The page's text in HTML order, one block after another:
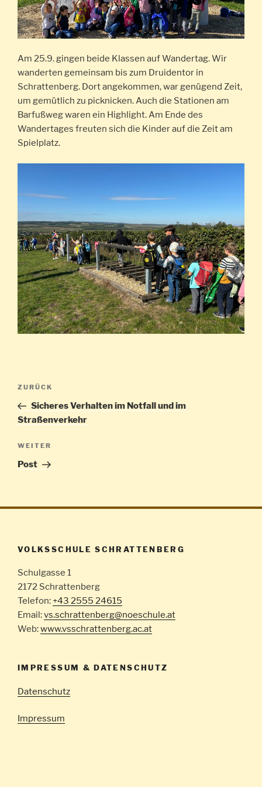
Am 25.9. gingen beide Klassen auf Wandertag. Wir
wanderten gemeinsam bis zum Druidentor in
Schrattenberg. Dort angekommen, war genügend Zeit,
um gemütlich zu picknicken. Auch die Stationen am
Barfußweg waren ein Highlight. Am Ende des
Wandertages freuten sich die Kinder auf die Zeit am
Spielplatz.
Beitragsnavigation
Vorheriger
Beitrag
ZURÜCK
Sicheres Verhalten im Notfall und im
Straßenverkehr
Nächster
Beitrag
WEITER
Post
VOLKSSCHULE SCHRATTENBERG
Schulgasse 1
2172 Schrattenberg
Telefon: +43 2555 24615
Email:vs.schrattenberg@noeschule.at
Web:www.vsschrattenberg.ac.at
IMPRESSUM & DATENSCHUTZ
Datenschutz
Impressum